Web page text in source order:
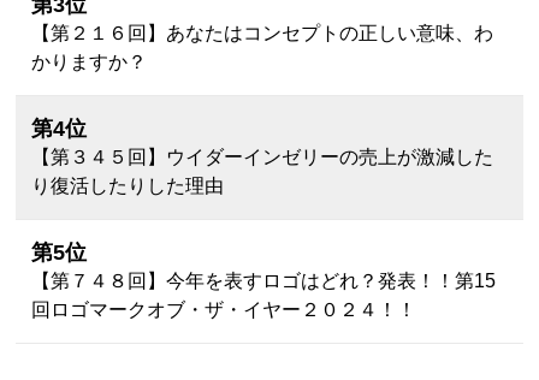
第3位
【第２１６回】あなたはコンセプトの正しい意味、わ
かりますか？
第4位
【第３４５回】ウイダーインゼリーの売上が激減した
り復活したりした理由
第5位
【第７４８回】今年を表すロゴはどれ？発表！！第15
回ロゴマークオブ・ザ・イヤー２０２４！！